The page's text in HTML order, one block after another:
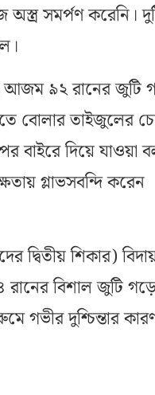
অস্ত্র সমর্পণ করেনি।
আজম ৯২ রানের জুটি
বোলার তাইজুলের
বাইরে দিয়ে যাওয়া
গ্লাভসবন্দি করেন
দ্বিতীয় শিকার)
বিশাল জুটি
গভীর দুশ্চিন্তার